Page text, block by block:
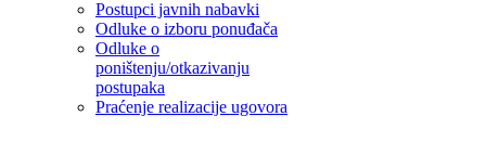
Postupci javnih nabavki
Odluke o izboru ponuđača
Odluke o
poništenju/otkazivanju
postupaka
Praćenje realizacije ugovora